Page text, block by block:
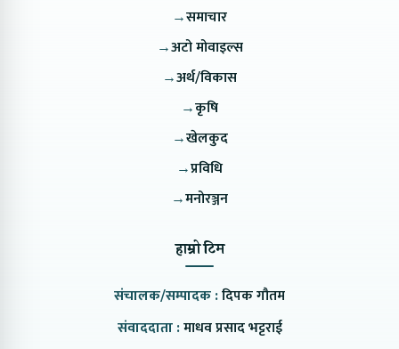
→समाचार
→अटो मोवाइल्स
→अर्थ/विकास
→कृषि
→खेलकुद
→प्रविधि
→मनोरञ्जन
हाम्रो टिम
संचालक/सम्पादक :दिपक गौतम
संवाददाता :माधव प्रसाद भट्टराई